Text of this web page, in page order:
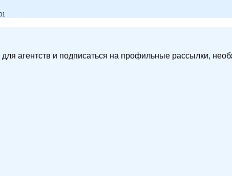
агентств и подписаться на профильные рассылки,